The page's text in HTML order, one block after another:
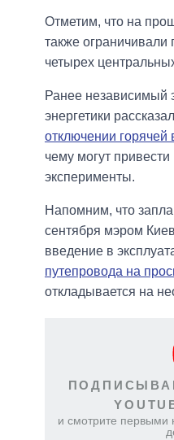
Отметим, что на
также
четырех
Ранее независимый
энергетики
отключении
чему могут
эксперименты.
Напомним, что
сентября мэром
введение в
путепровода на
откладывается на
и смотрите первыми